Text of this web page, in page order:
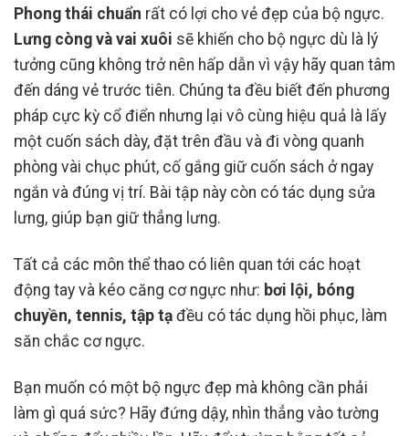
Phong thái chuẩn rất có lợi cho vẻ đẹp của bộ ngực.
Lưng còng và vai xuôi sẽ khiến cho bộ ngực dù là lý
tưởng cũng không trở nên hấp dẫn vì vậy hãy quan tâm
đến dáng vẻ trước tiên. Chúng ta đều biết đến phương
pháp cực kỳ cổ điển nhưng lại vô cùng hiệu quả là lấy
một cuốn sách dày, đặt trên đầu và đi vòng quanh
phòng vài chục phút, cố gắng giữ cuốn sách ở ngay
ngắn và đúng vị trí. Bài tập này còn có tác dụng sửa
lưng, giúp bạn giữ thẳng lưng.
Tất cả các môn thể thao có liên quan tới các hoạt
động tay và kéo căng cơ ngực như: bơi lội, bóng
chuyền, tennis, tập tạ đều có tác dụng hồi phục, làm
săn chắc cơ ngực.
Bạn muốn có một bộ ngực đẹp mà không cần phải
làm gì quá sức? Hãy đứng dậy, nhìn thẳng vào tường